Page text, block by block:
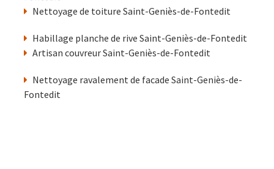
Nettoyage de toiture Saint-Geniès-de-Fontedit
Habillage planche de rive Saint-Geniès-de-Fontedit
Artisan couvreur Saint-Geniès-de-Fontedit
Nettoyage ravalement de facade Saint-Geniès-de-
Fontedit